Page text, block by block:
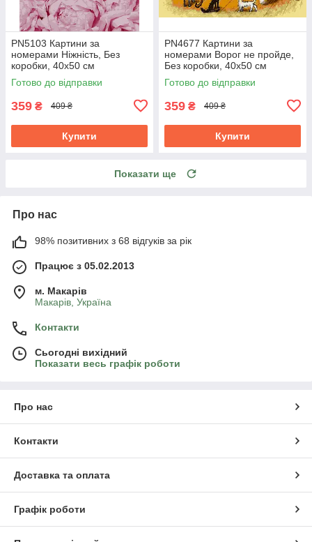
PN5103 Картини за
номерами Ніжність, Без
коробки, 40х50 см
Готово до відправки
359 ₴ 409 ₴
Купити
PN4677 Картини за
номерами Ворог не пройде,
Без коробки, 40х50 см
Готово до відправки
359 ₴ 409 ₴
Купити
Показати ще
Про нас
98% позитивних з 68 відгуків за рік
Працює з 05.02.2013
м. Mакарів
Mакарів, Україна
Контакти
Сьогодні вихідний
Показати весь графік роботи
Про нас
Контакти
Доставка та оплата
Графік роботи